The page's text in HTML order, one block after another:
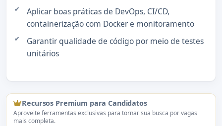
Aplicar boas práticas de DevOps, CI/CD,
containerização com Docker e monitoramento
Garantir qualidade de código por meio de testes
unitários
Recursos Premium para Candidatos
Aproveite ferramentas exclusivas para tornar sua busca por vagas
mais completa.